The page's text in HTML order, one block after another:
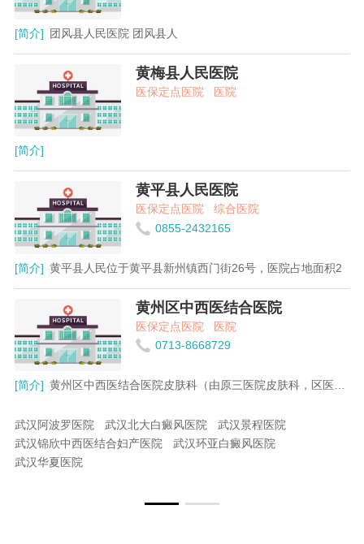
[简介] 团风县人民医院 团风县人
黄梅县人民医院
医保定点医院 医院
[简介]
黄平县人民医院
医保定点医院
综合医院
0855-2432165
[简介] 黄平县人民位于黄平县新州镇西门街26号，医院占地面积2
黄州区中西医结合医院
医保定点医院
医院
0713-8668729
[简介] 黄州区中西医结合医院皮肤科（由原三医院皮肤科，区医院胜
北大白癜风医院
武汉景程医院
产医院
武汉环亚白癜风医院
殷之生 黄丽
张新华